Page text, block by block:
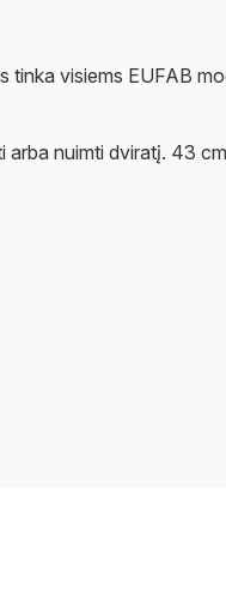
visiems EUFAB
nuimti dviratį. 43